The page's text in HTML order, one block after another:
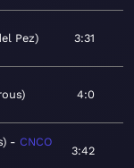
Pez 3:31
4:0
CNCO
3:42